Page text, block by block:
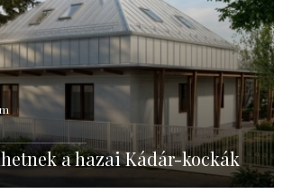
a hazai Kádár-kockák